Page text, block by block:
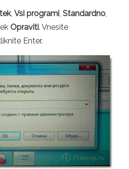
, Vsi programi, Standardno,
Opraviti. Vnesite
Enter.